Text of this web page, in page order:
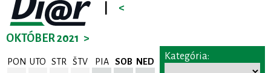
<
OKTÓBER 2021 >
PON UTO STR ŠTV PIA SOB NED Kategória: